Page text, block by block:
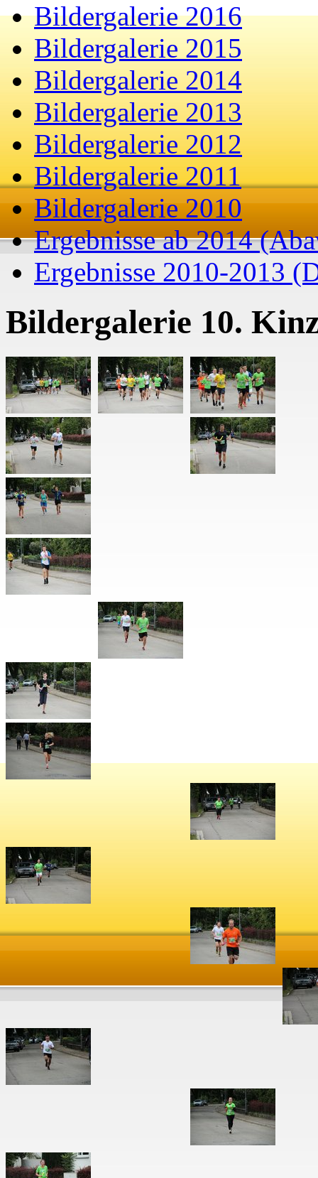
Bildergalerie 2016
Bildergalerie 2015
Bildergalerie 2014
Bildergalerie 2013
Bildergalerie 2012
Bildergalerie 2011
Bildergalerie 2010
Ergebnisse ab 2014
Ergebnisse 2010-2013
Bildergalerie 10.